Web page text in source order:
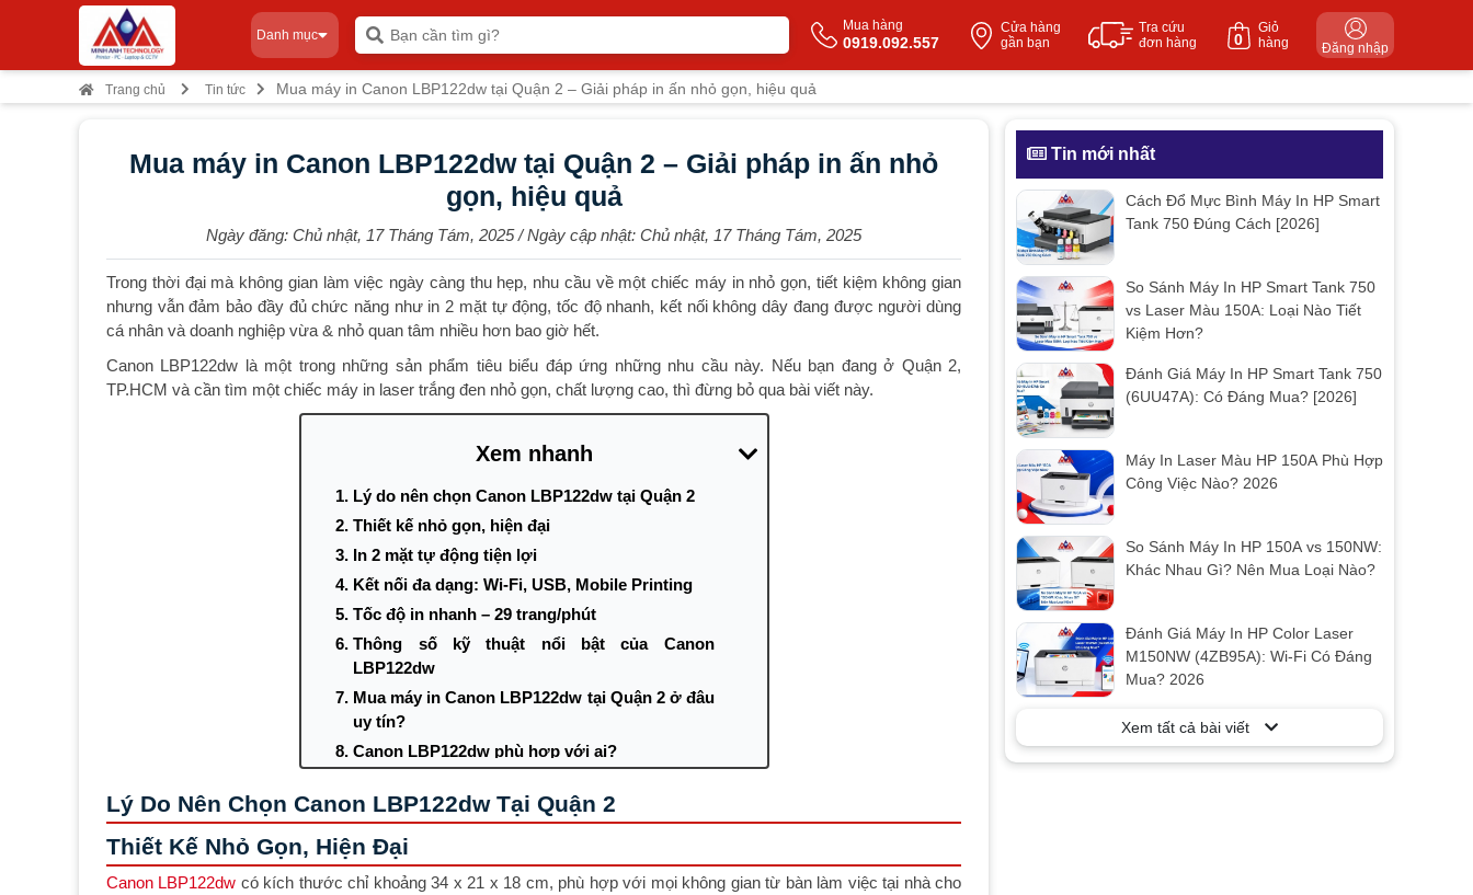
Danh mục
Mua hàng
0919.092.557
Cửa hàng
gần bạn
Tra cứu
đơn hàng
Giỏ
hàng
0 Đăng nhập
Trang chủ Tin tức Mua máy in Canon LBP122dw tại Quận 2 – Giải pháp in ấn nhỏ gọn, hiệu quả
Mua máy in Canon LBP122dw tại Quận 2 – Giải pháp in ấn nhỏ
gọn, hiệu quả
Ngày đăng: Chủ nhật, 17 Tháng Tám, 2025/ Ngày cập nhật: Chủ nhật, 17 Tháng Tám, 2025
Trong thời đại mà không gian làm việc ngày càng thu hẹp, nhu cầu về một chiếc máy in nhỏ gọn, tiết kiệm không gian
nhưng vẫn đảm bảo đầy đủ chức năng như in 2 mặt tự động, tốc độ nhanh, kết nối không dây đang được người dùng
cá nhân và doanh nghiệp vừa & nhỏ quan tâm nhiều hơn bao giờ hết.
Canon LBP122dw là một trong những sản phẩm tiêu biểu đáp ứng những nhu cầu này. Nếu bạn đang ở Quận 2,
TP.HCM và cần tìm một chiếc máy in laser trắng đen nhỏ gọn, chất lượng cao, thì đừng bỏ qua bài viết này.
Xem nhanh
Lý do nên chọn Canon LBP122dw tại Quận 2
Thiết kế nhỏ gọn, hiện đại
In 2 mặt tự động tiện lợi
Kết nối đa dạng: Wi-Fi, USB, Mobile Printing
Tốc độ in nhanh – 29 trang/phút
Thông số kỹ thuật nổi bật của Canon
LBP122dw
Mua máy in Canon LBP122dw tại Quận 2 ở đâu
uy tín?
Canon LBP122dw phù hợp với ai?
Lý Do Nên Chọn Canon LBP122dw Tại Quận 2
Thiết Kế Nhỏ Gọn, Hiện Đại
Canon LBP122dw có kích thước chỉ khoảng 34 x 21 x 18 cm, phù hợp với mọi không gian từ bàn làm việc tại nhà cho
Tin mới nhất
Cách Đổ Mực Bình Máy In HP Smart
Tank 750 Đúng Cách [2026]
So Sánh Máy In HP Smart Tank 750
vs Laser Màu 150A: Loại Nào Tiết
Kiệm Hơn?
Đánh Giá Máy In HP Smart Tank 750
(6UU47A): Có Đáng Mua? [2026]
Máy In Laser Màu HP 150A Phù Hợp
Công Việc Nào? 2026
So Sánh Máy In HP 150A vs 150NW:
Khác Nhau Gì? Nên Mua Loại Nào?
Đánh Giá Máy In HP Color Laser
M150NW (4ZB95A): Wi-Fi Có Đáng
Mua? 2026
Xem tất cả bài viết